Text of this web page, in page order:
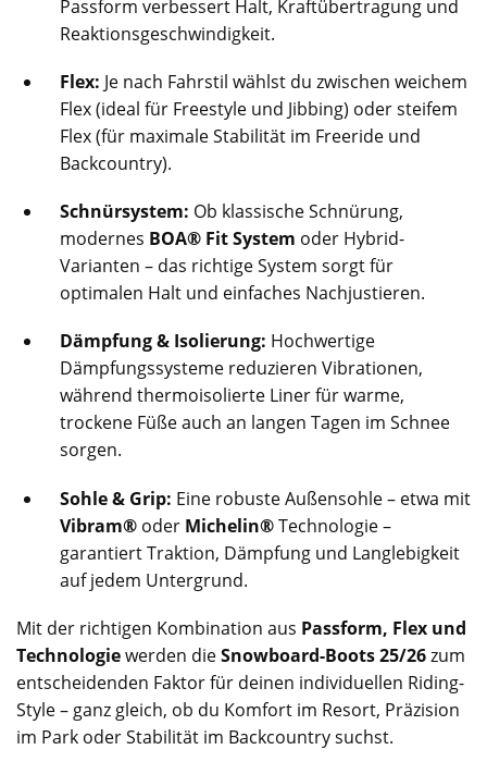
Passform verbessert Halt, Kraftübertragung und
Reaktionsgeschwindigkeit.
Flex: Je nach Fahrstil wählst du zwischen weichem
Flex (ideal für Freestyle und Jibbing) oder steifem
Flex (für maximale Stabilität im Freeride und
Backcountry).
Schnürsystem: Ob klassische Schnürung,
modernes BOA® Fit System oder Hybrid-
Varianten – das richtige System sorgt für
optimalen Halt und einfaches Nachjustieren.
Dämpfung & Isolierung: Hochwertige
Dämpfungssysteme reduzieren Vibrationen,
während thermoisolierte Liner für warme,
trockene Füße auch an langen Tagen im Schnee
sorgen.
Sohle & Grip: Eine robuste Außensohle – etwa mit
Vibram® oder Michelin®Technologie –
garantiert Traktion, Dämpfung und Langlebigkeit
auf jedem Untergrund.
Mit der richtigen Kombination aus Passform, Flex und
Technologiewerden dieSnowboard-Boots 25/26zum
entscheidenden Faktor für deinen individuellen Riding-
Style – ganz gleich, ob du Komfort im Resort, Präzision
im Park oder Stabilität im Backcountry suchst.